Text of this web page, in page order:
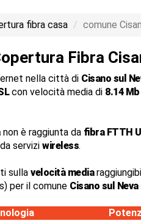
fibra casa comune
Fibra
nella città di Cisano sul
con velocità media di 8.14 Mb
non è raggiunta da fibra FTTH
servizi wireless.
sulla velocità media
per il comune Cisano sul